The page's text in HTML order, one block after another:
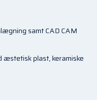
samt CAD CAM
æstetisk plast, keramiske